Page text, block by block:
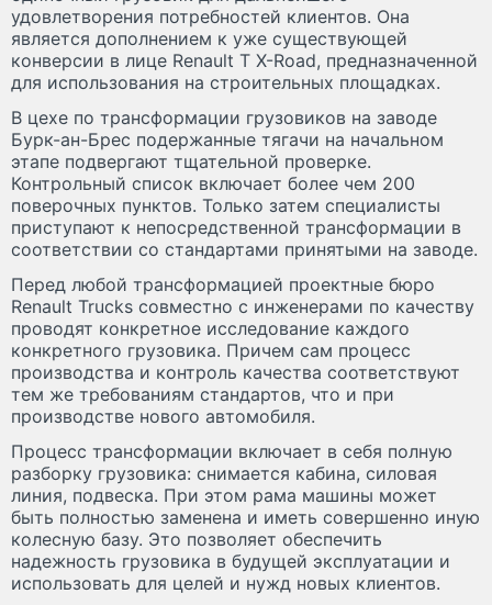
удовлетворения потребностей клиентов. Она
является дополнением к уже существующей
конверсии в лице Renault T X-Road, предназначенной
для использования на строительных площадках.
В цехе по трансформации грузовиков на заводе
Бурк-ан-Брес подержанные тягачи на начальном
этапе подвергают тщательной проверке.
Контрольный список включает более чем 200
поверочных пунктов. Только затем специалисты
приступают к непосредственной трансформации в
соответствии со стандартами принятыми на заводе.
Перед любой трансформацией проектные бюро
Renault Trucks совместно с инженерами по качеству
проводят конкретное исследование каждого
конкретного грузовика. Причем сам процесс
производства и контроль качества соответствуют
тем же требованиям стандартов, что и при
производстве нового автомобиля.
Процесс трансформации включает в себя полную
разборку грузовика: снимается кабина, силовая
линия, подвеска. При этом рама машины может
быть полностью заменена и иметь совершенно иную
колесную базу. Это позволяет обеспечить
надежность грузовика в будущей эксплуатации и
использовать для целей и нужд новых клиентов.